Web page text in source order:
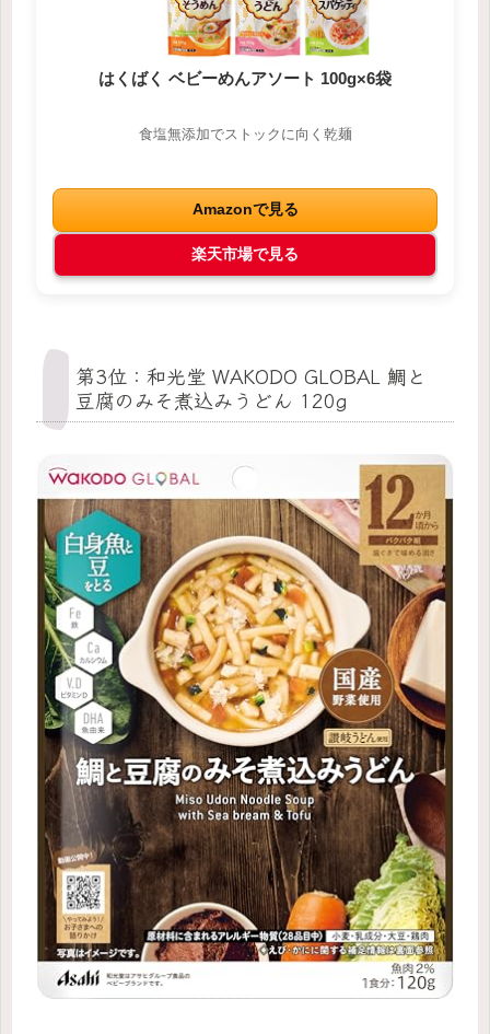
はくばく ベビーめんアソート 100g×6袋
食塩無添加でストックに向く乾麺
Amazonで見る
楽天市場で見る
第3位：和光堂 WAKODO GLOBAL 鯛と
豆腐のみそ煮込みうどん 120g